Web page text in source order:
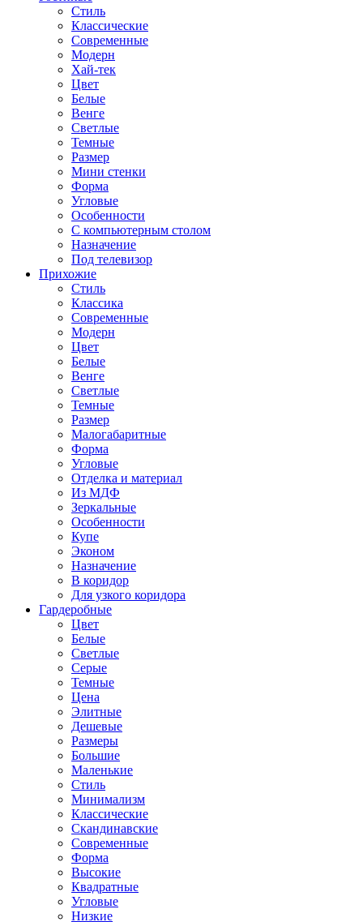
Стиль
Классические
Современные
Модерн
Хай-тек
Цвет
Белые
Венге
Светлые
Темные
Размер
Мини стенки
Форма
Угловые
Особенности
С компьютерным столом
Назначение
Под телевизор
Прихожие
Стиль
Классика
Современные
Модерн
Цвет
Белые
Венге
Светлые
Темные
Размер
Малогабаритные
Форма
Угловые
Отделка и материал
Из МДФ
Зеркальные
Особенности
Купе
Эконом
Назначение
В коридор
Для узкого коридора
Гардеробные
Цвет
Белые
Светлые
Серые
Темные
Цена
Элитные
Дешевые
Размеры
Большие
Маленькие
Стиль
Минимализм
Классические
Скандинавские
Современные
Форма
Высокие
Квадратные
Угловые
Низкие